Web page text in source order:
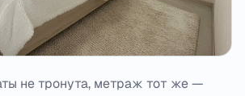
не тронута, метраж тот же —